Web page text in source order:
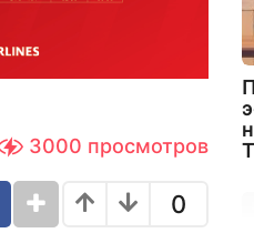
3000 просмотров
0